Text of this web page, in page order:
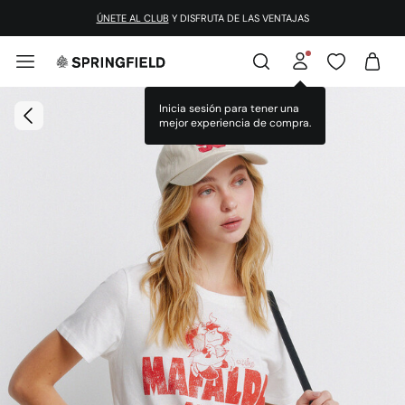
ÚNETE AL CLUB Y DISFRUTA DE LAS VENTAJAS
Inicia sesión para tener una
mejor experiencia de compra.